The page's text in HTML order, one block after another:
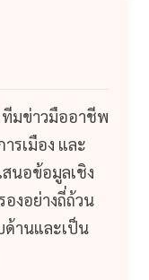
ทีมข่าวมืออาชีพ
รเมือง และ
นอข้อมูลเชิง
งอย่างถี่ถ้วน
ด้านและเป็น